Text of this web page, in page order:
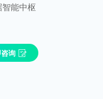
能中枢
询